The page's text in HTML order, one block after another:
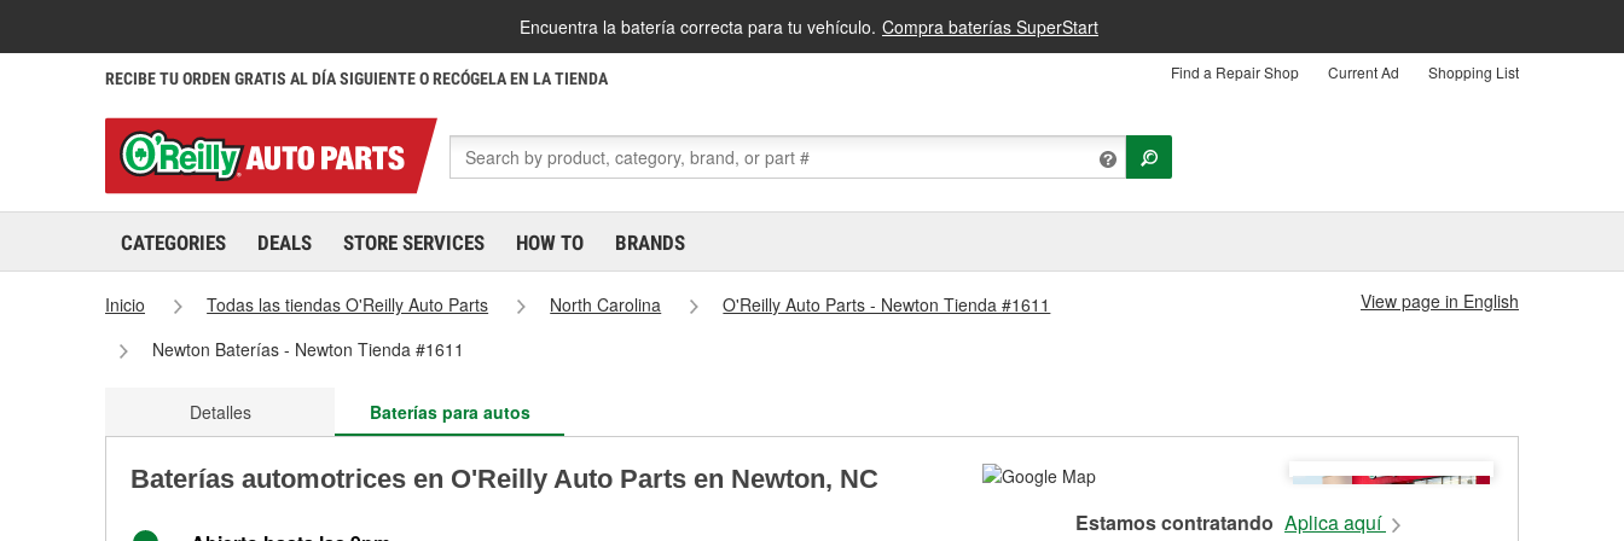
Encuentra la batería correcta para tu vehículo. Compra baterías SuperStart
RECIBE TU ORDEN GRATIS AL DÍA SIGUIENTE O RECÓGELA EN LA TIENDA Find a Repair Shop Current Ad Shopping List
CATEGORIES DEALS STORE SERVICES HOW TO BRANDS
Inicio Todas las tiendas O'Reilly Auto Parts North Carolina
O'Reilly Auto Parts - Newton Tienda #1611
Newton Baterías - Newton Tienda #1611
View page in English
Detalles Baterías para autos
Baterías automotrices en O'Reilly Auto Parts en Newton, NC
Estamos contratando Aplica aquí